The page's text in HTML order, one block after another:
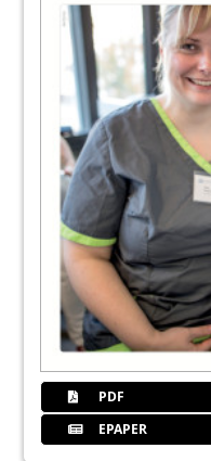
PDF
EPAPER